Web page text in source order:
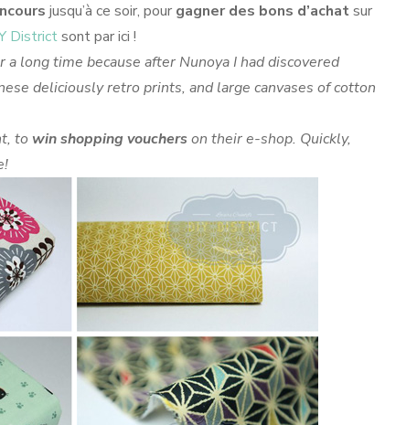
jusqu’à ce soir, pour gagner des bons d’achatsur
Districtsont par ici !
long time because after Nunoya I had discovered
deliciously retro prints, and large canvases of cotton
to win shopping vouchers on their e-shop. Quickly,